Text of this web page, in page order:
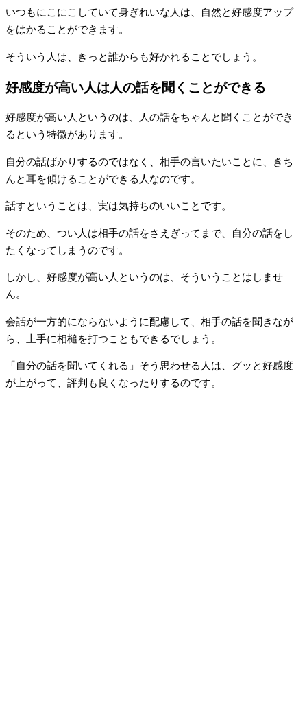
いつもにこにこしていて身ぎれいな人は、自然と好感度アップ
をはかることができます。
そういう人は、きっと誰からも好かれることでしょう。
好感度が高い人は人の話を聞くことができる
好感度が高い人というのは、人の話をちゃんと聞くことができ
るという特徴があります。
自分の話ばかりするのではなく、相手の言いたいことに、きち
んと耳を傾けることができる人なのです。
話すということは、実は気持ちのいいことです。
そのため、つい人は相手の話をさえぎってまで、自分の話をし
たくなってしまうのです。
しかし、好感度が高い人というのは、そういうことはしませ
ん。
会話が一方的にならないように配慮して、相手の話を聞きなが
ら、上手に相槌を打つこともできるでしょう。
「自分の話を聞いてくれる」そう思わせる人は、グッと好感度
が上がって、評判も良くなったりするのです。